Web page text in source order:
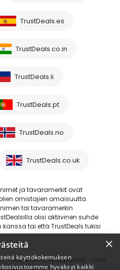
TrustDeals.es
TrustDeals.co.in
TrustDeals.li
TrustDeals.pt
TrustDeals.no
TrustDeals.co.uk
ja tavaramerkit ovat
omistajien omaisuutta.
tai tavaramerkin
olisi aktiivinen suhde
tai että TrustDeals tukisi
rekisteröimä kauppanimi - Oud
×
käyttökokemuksen
hyväksyt kaikki